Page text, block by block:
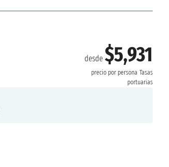
desde $5,931
precio por persona Tasas
portuarias